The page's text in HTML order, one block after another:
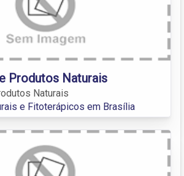
Produtos Naturais
Naturais
e Fitoterápicos em Brasília